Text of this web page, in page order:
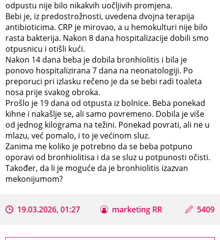
odpustu nije bilo nikakvih uočljivih promjena.
Bebi je, iz predostrožnosti, uvedena dvojna terapija
antibioticima. CRP je mirovao, a u hemokulturi nije bilo
rasta bakterija. Nakon 8 dana hospitalizacije dobili smo
otpusnicu i otišli kući.
Nakon 14 dana beba je dobila bronhiolitis i bila je
ponovo hospitalizirana 7 dana na neonatologiji. Po
preporuci pri izlasku rečeno je da se bebi radi toaleta
nosa prije svakog obroka.
Prošlo je 19 dana od otpusta iz bolnice. Beba ponekad
kihne i nakašlje se, ali samo povremeno. Dobila je više
od jednog kilograma na težini. Ponekad povrati, ali ne u
mlazu, već pomalo, i to je većinom sluz.
Zanima me koliko je potrebno da se beba potpuno
oporavi od bronhiolitisa i da se sluz u potpunosti očisti.
Također, da li je moguće da je bronhiolitis izazvan
mekonijumom?
19.03.2026, 01:27 marketing RR 5409